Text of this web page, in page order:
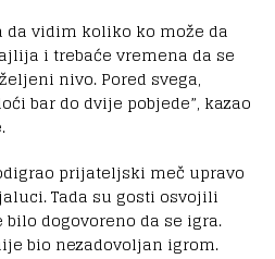
da vidim koliko ko može da
i trebaće vremena da se
nivo. Pored svega,
bar do dvije pobjede”, kazao
prijateljski meč upravo
Tada su gosti osvojili
dogovoreno da se igra.
bio nezadovoljan igrom.